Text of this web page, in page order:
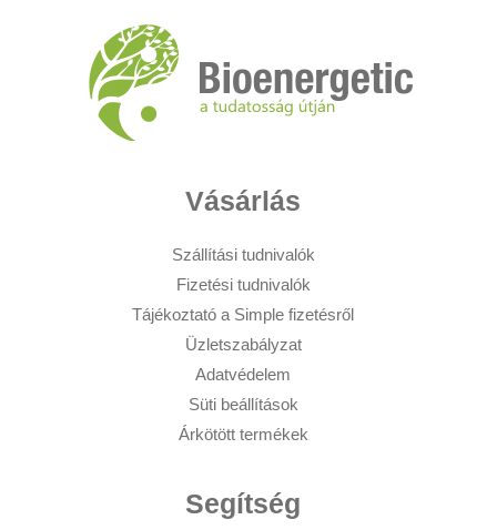
Vásárlás
Szállítási tudnivalók
Fizetési tudnivalók
Tájékoztató a Simple fizetésről
Üzletszabályzat
Adatvédelem
Süti beállítások
Árkötött termékek
Segítség